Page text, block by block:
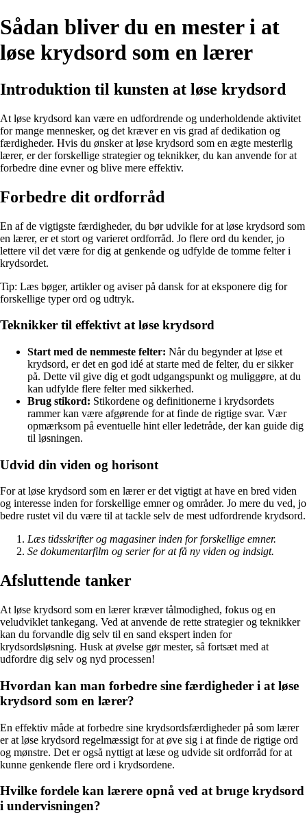
Sådan bliver du en mester i at
løse krydsord som en lærer
Introduktion til kunsten at løse krydsord
At løse krydsord kan være en udfordrende og underholdende aktivitet
for mange mennesker, og det kræver en vis grad af dedikation og
færdigheder. Hvis du ønsker at løse krydsord som en ægte mesterlig
lærer, er der forskellige strategier og teknikker, du kan anvende for at
forbedre dine evner og blive mere effektiv.
Forbedre dit ordforråd
En af de vigtigste færdigheder, du bør udvikle for at løse krydsord som
en lærer, er et stort og varieret ordforråd. Jo flere ord du kender, jo
lettere vil det være for dig at genkende og udfylde de tomme felter i
krydsordet.
Tip: Læs bøger, artikler og aviser på dansk for at eksponere dig for
forskellige typer ord og udtryk.
Teknikker til effektivt at løse krydsord
Start med de nemmeste felter: Når du begynder at løse et
krydsord, er det en god idé at starte med de felter, du er sikker
på. Dette vil give dig et godt udgangspunkt og muliggøre, at du
kan udfylde flere felter med sikkerhed.
Brug stikord: Stikordene og definitionerne i krydsordets
rammer kan være afgørende for at finde de rigtige svar. Vær
opmærksom på eventuelle hint eller ledetråde, der kan guide dig
til løsningen.
Udvid din viden og horisont
For at løse krydsord som en lærer er det vigtigt at have en bred viden
og interesse inden for forskellige emner og områder. Jo mere du ved, jo
bedre rustet vil du være til at tackle selv de mest udfordrende krydsord.
Læs tidsskrifter og magasiner inden for forskellige emner.
Se dokumentarfilm og serier for at få ny viden og indsigt.
Afsluttende tanker
At løse krydsord som en lærer kræver tålmodighed, fokus og en
veludviklet tankegang. Ved at anvende de rette strategier og teknikker
kan du forvandle dig selv til en sand ekspert inden for
krydsordsløsning. Husk at øvelse gør mester, så fortsæt med at
udfordre dig selv og nyd processen!
Hvordan kan man forbedre sine færdigheder i at løse
krydsord som en lærer?
En effektiv måde at forbedre sine krydsordsfærdigheder på som lærer
er at løse krydsord regelmæssigt for at øve sig i at finde de rigtige ord
og mønstre. Det er også nyttigt at læse og udvide sit ordforråd for at
kunne genkende flere ord i krydsordene.
Hvilke fordele kan lærere opnå ved at bruge krydsord
i undervisningen?